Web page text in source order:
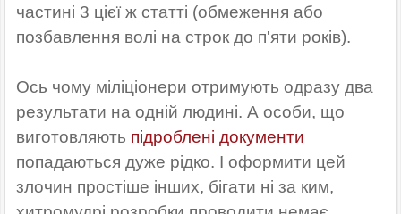
частині 3 цієї ж статті (обмеження або
позбавлення волі на строк до п'яти років).
Ось чому міліціонери отримують одразу два
результати на одній людині. А особи, що
виготовляють підроблені документи
попадаються дуже рідко. І оформити цей
злочин простіше інших, бігати ні за ким,